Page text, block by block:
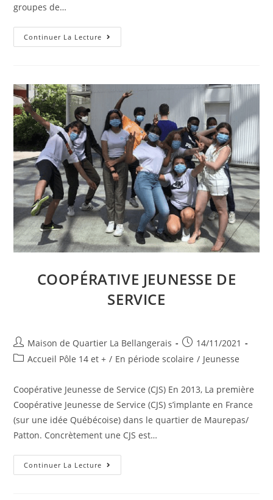
groupes de…
Continuer La Lecture Groupe
De
COOPÉRATIVE JEUNESSE DE
SERVICE
Auteur/autrice
de
Maison de Quartier La Bellangerais
Publication
publiée :
14/11/2021
PostAccueil Pôle 14 et + / En période scolaire / Jeunesse
Coopérative Jeunesse de Service (CJS) En 2013, La première
Coopérative Jeunesse de Service (CJS) s’implante en France
(sur une idée Québécoise) dans le quartier de Maurepas/
Patton. Concrètement une CJS est…
Continuer La Lecture Coopérative
Jeunesse